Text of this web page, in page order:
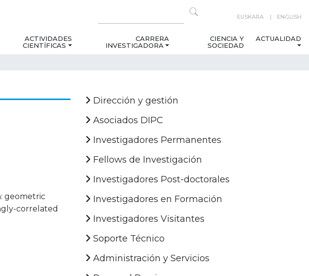
EUSKARA ENGLISH
ACTIVIDADES
CIENTÍFICAS
CARRERA
INVESTIGADORA
CIENCIA Y
SOCIEDAD
ACTUALIDAD
geometric
correlated
Dirección y gestión
Asociados DIPC
Investigadores Permanentes
Fellows de Investigación
Investigadores Post-doctorales
Investigadores en Formación
Investigadores Visitantes
Soporte Técnico
Administración y Servicios